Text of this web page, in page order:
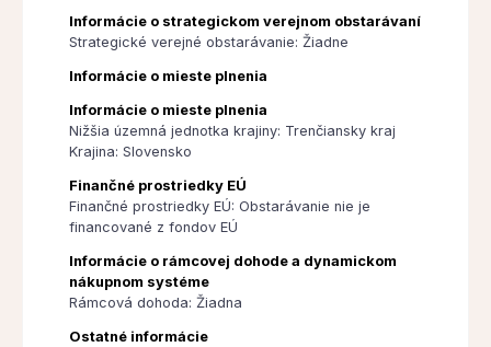
Informácie o strategickom verejnom obstarávaní
Strategické verejné obstarávanie: Žiadne
Informácie o mieste plnenia
Informácie o mieste plnenia
Nižšia územná jednotka krajiny: Trenčiansky kraj
Krajina: Slovensko
Finančné prostriedky EÚ
Finančné prostriedky EÚ: Obstarávanie nie je
financované z fondov EÚ
Informácie o rámcovej dohode a dynamickom
nákupnom systéme
Rámcová dohoda: Žiadna
Ostatné informácie